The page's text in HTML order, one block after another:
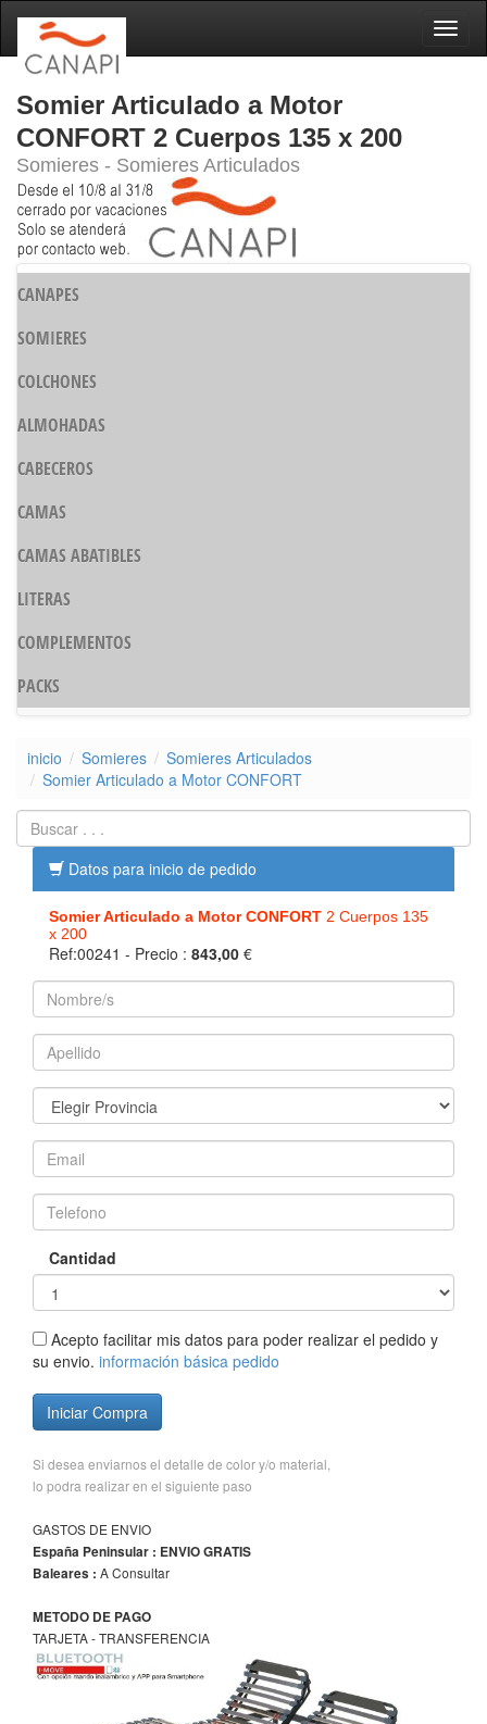
Somier Articulado a Motor
CONFORT 2 Cuerpos 135 x 200
Somieres - Somieres Articulados
CANAPES
SOMIERES
COLCHONES
ALMOHADAS
CABECEROS
CAMAS
CAMAS ABATIBLES
LITERAS
COMPLEMENTOS
PACKS
inicio Somieres
Somieres Articulados
Somier Articulado a Motor CONFORT
Datos para inicio de pedido
Somier Articulado a Motor CONFORT 2 Cuerpos 135
x 200
Ref:00241 - Precio : 843,00 €
Cantidad
Acepto facilitar mis datos para poder realizar el pedido y
su envio. información básica pedido
Iniciar Compra
Si desea enviarnos el detalle de color y/o material,
lo podra realizar en el siguiente paso
GASTOS DE ENVIO
España Peninsular : ENVIO GRATIS
Baleares : A Consultar
METODO DE PAGO
TARJETA - TRANSFERENCIA